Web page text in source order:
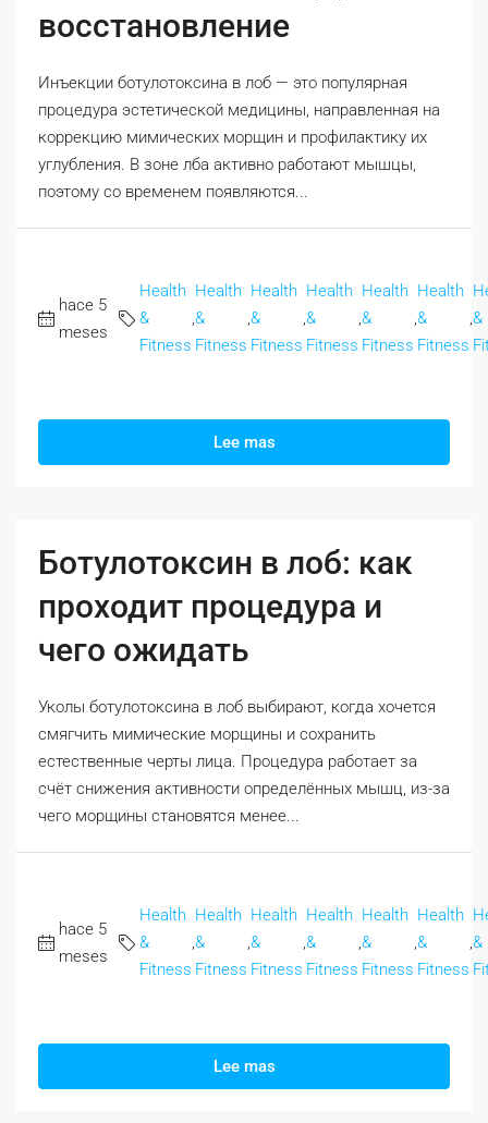
восстановление
Инъекции ботулотоксина в лоб — это популярная
процедура эстетической медицины, направленная на
коррекцию мимических морщин и профилактику их
углубления. В зоне лба активно работают мышцы,
поэтому со временем появляются...
hace 5
meses
Health
&
Fitness
,
Health
&
Fitness
,
Health
&
Fitness
,
Health
&
Fitness
,
Health
&
Fitness
,
Health
&
Fitness
,&
Lee mas
Ботулотоксин в лоб: как
проходит процедура и
чего ожидать
Уколы ботулотоксина в лоб выбирают, когда хочется
смягчить мимические морщины и сохранить
естественные черты лица. Процедура работает за
счёт снижения активности определённых мышц, из-за
чего морщины становятся менее...
hace 5
meses
Health
&
Fitness
,
Health
&
Fitness
,
Health
&
Fitness
,
Health
&
Fitness
,
Health
&
Fitness
,
Health
&
Fitness
,&
Lee mas